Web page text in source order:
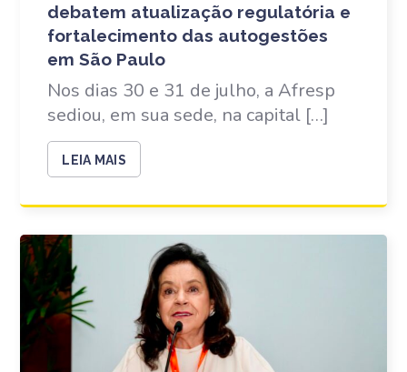
debatem atualização regulatória e
fortalecimento das autogestões
em São Paulo
Nos dias 30 e 31 de julho, a Afresp
sediou, em sua sede, na capital […]
LEIA MAIS